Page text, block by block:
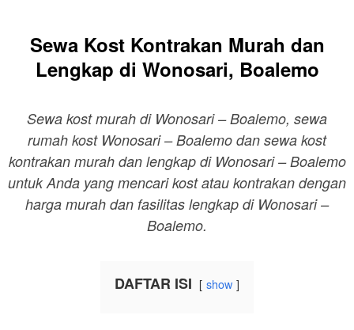
Sewa Kost Kontrakan Murah dan
Lengkap di Wonosari, Boalemo
Sewa kost murah di Wonosari – Boalemo, sewa
rumah kost Wonosari – Boalemo dan sewa kost
kontrakan murah dan lengkap di Wonosari – Boalemo
untuk Anda yang mencari kost atau kontrakan dengan
harga murah dan fasilitas lengkap di Wonosari –
Boalemo.
DAFTAR ISI show